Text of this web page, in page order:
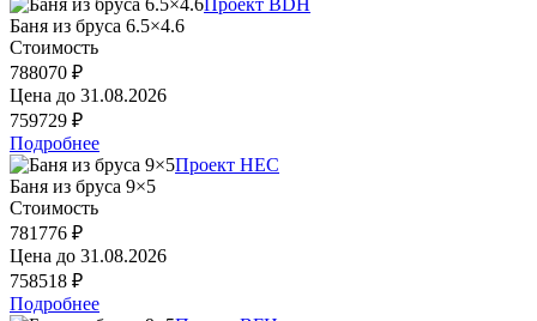
Баня из бруса 6.5×4.6
Стоимость
788070 ₽
Цена до 31.08.2026
759729 ₽
Подробнее
Проект HEC
Баня из бруса 9×5
Стоимость
781776 ₽
Цена до 31.08.2026
758518 ₽
Подробнее